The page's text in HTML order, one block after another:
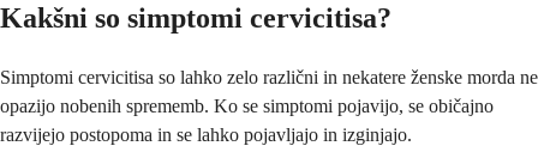
Kakšni so simptomi cervicitisa?
Simptomi cervicitisa so lahko zelo različni in nekatere ženske morda ne
opazijo nobenih sprememb. Ko se simptomi pojavijo, se običajno
razvijejo postopoma in se lahko pojavljajo in izginjajo.